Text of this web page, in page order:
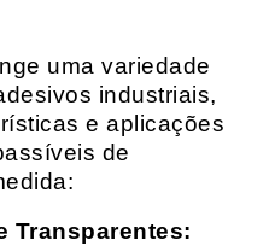
uma variedade
industriais,
e aplicações
de
Transparentes: